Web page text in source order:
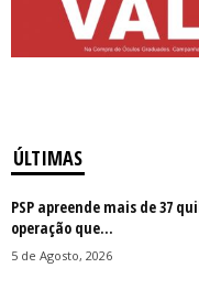
ÚLTIMAS
PSP apreende mais de 37
operação que...
5 de Agosto, 2026